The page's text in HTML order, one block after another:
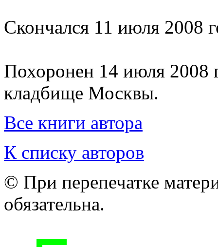
Скончался 11 июля 2008
Похоронен 14 июля 2008
кладбище Москвы.
Все книги автора
К списку авторов
© При перепечатке
обязательна.